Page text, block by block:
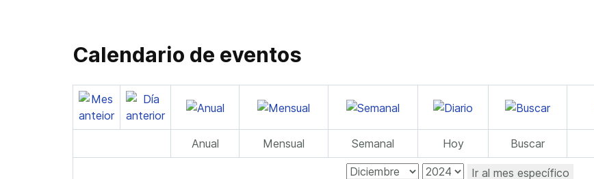
Calendario de eventos
Anual Mensual Semanal Hoy Buscar
Ir al mes específico